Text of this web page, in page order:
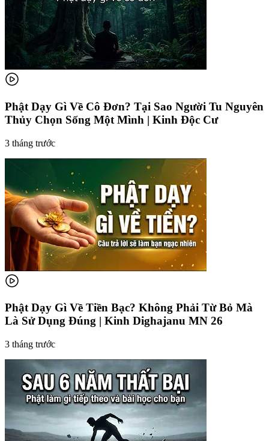
Phật Dạy Gì Về Cô Đơn? Tại Sao Người Tu Nguyên
Thủy Chọn Sống Một Mình | Kinh Độc Cư
3 tháng trước
Phật Dạy Gì Về Tiền Bạc? Không Phải Từ Bỏ Mà
Là Sử Dụng Đúng | Kinh Dighajanu MN 26
3 tháng trước